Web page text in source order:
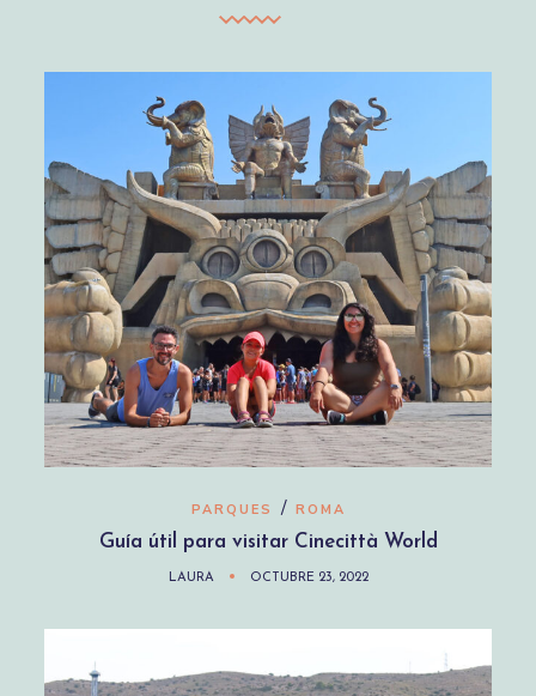
PARQUES / ROMA
Guía útil para visitar Cinecittà World
LAURA OCTUBRE 23, 2022